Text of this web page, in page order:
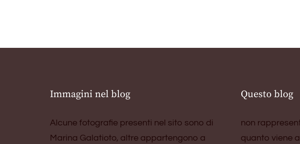
Immagini nel blog
Alcune fotografie presenti nel sito sono di
Marina Galatioto, altre appartengono a
Questo blog
non
quanto viene